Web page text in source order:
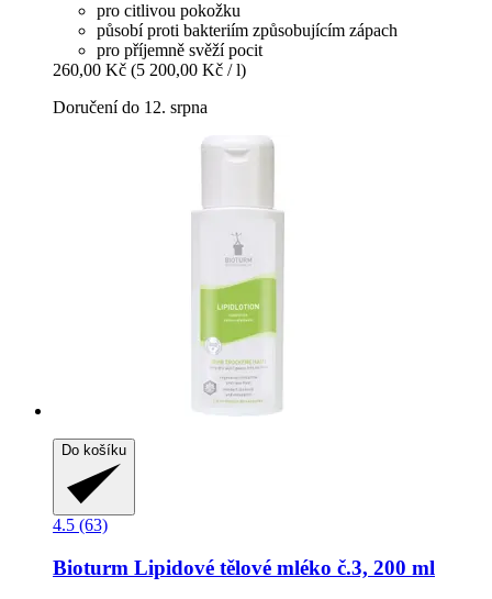
pro citlivou pokožku
působí proti bakteriím způsobujícím zápach
pro příjemně svěží pocit
260,00 Kč (5 200,00 Kč / l)
Doručení do 12. srpna
Do košíku
4.5 (63)
Bioturm Lipidové tělové mléko č.3, 200 ml